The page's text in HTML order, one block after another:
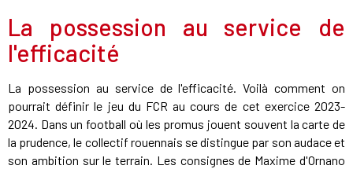
La possession au service de
l'efficacité
La possession au service de l'efficacité. Voilà comment on
pourrait définir le jeu du FCR au cours de cet exercice 2023-
2024. Dans un football où les promus jouent souvent la carte de
la prudence, le collectif rouennais se distingue par son audace et
son ambition sur le terrain. Les consignes de Maxime d'Ornano